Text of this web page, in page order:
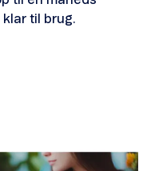
til brug.